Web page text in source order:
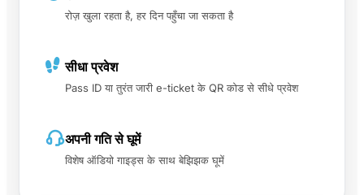
रोज़ खुला रहता है, हर दिन पहुँचा जा सकता है
सीधा प्रवेश
Pass ID या तुरंत जारी e-ticket के QR कोड से सीधे प्रवेश
अपनी गति से घूमें
विशेष ऑडियो गाइड्स के साथ बेझिझक घूमें